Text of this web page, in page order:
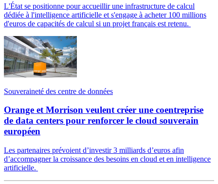
L'État se positionne pour accueillir une infrastructure de calcul
dédiée à l'intelligence artificielle et s'engage à acheter 100 millions
d'euros de capacités de calcul si un projet français est retenu.
Souveraineté des centre de données
Orange et Morrison veulent créer une coentreprise
de data centers pour renforcer le cloud souverain
européen
Les partenaires prévoient d’investir 3 milliards d’euros afin
d’accompagner la croissance des besoins en cloud et en intelligence
artificielle.